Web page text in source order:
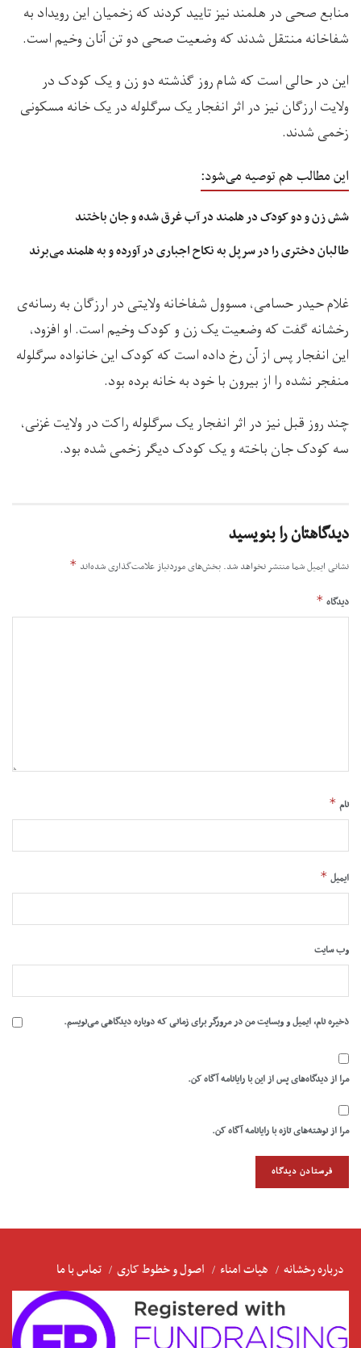
منابع صحی در هلمند نیز تایید کردند که زخمیان این رویداد به
شفاخانه منتقل شدند که وضعیت صحی دو تن آنان وخیم است.
این در حالی است که شام روز گذشته دو زن و یک کودک در
ولایت ارزگان نیز در اثر انفجار یک سرگلوله در یک خانه مسکونی
زخمی شدند.
این مطالب هم توصیه می‌شود:
شش زن و دو کودک در هلمند در آب غرق شده و جان باختند
طالبان دختری را در سرپل به نکاح اجباری در آورده و به هلمند می‌برند
غلام حیدر حسامی، مسوول شفاخانه ولایتی در ارزگان به رسانه‌ی
رخشانه گفت که وضعیت یک زن و کودک وخیم است. او افزود،
این انفجار پس از آن رخ داده است که کودک این خانواده سرگلوله
منفجر نشده را از بیرون با خود به خانه برده بود.
چند روز قبل نیز در اثر انفجار یک سرگلوله راکت در ولایت غزنی،
سه کودک جان باخته و یک کودک دیگر زخمی شده بود.
دیدگاهتان را بنویسید
نشانی ایمیل شما منتشر نخواهد شد. بخش‌های موردنیاز علامت‌گذاری شده‌اند *
دیدگاه *
نام *
ایمیل *
وب‌ سایت
ذخیره نام، ایمیل و وبسایت من در مرورگر برای زمانی که دوباره دیدگاهی می‌نویسم.
مرا از دیدگاه‌های پس از این با رایانامه آگاه کن.
مرا از نوشته‌های تازه با رایانامه آگاه کن.
درباره رخشانه هیات امناء اصول و خطوط کاری تماس با ما